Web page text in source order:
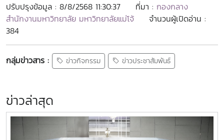
ปรับปรุงข้อมูล : 8/8/2568 11:30:37 ที่มา : กองกลาง
สำนักงานมหาวิทยาลัย มหาวิทยาลัยแม่โจ้
จำนวนผู้เปิดอ่าน :
384
กลุ่มข่าวสาร : ข่าวกิจกรรม ข่าวประชาสัมพันธ์
ข่าวล่าสุด